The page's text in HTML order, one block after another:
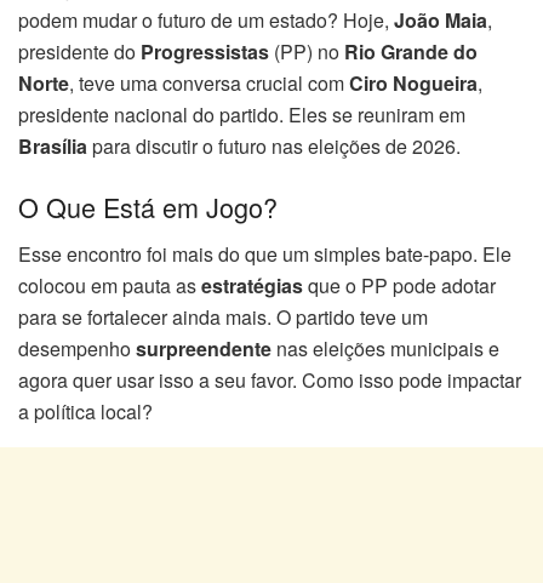
podem mudar o futuro de um estado? Hoje, João Maia,
presidente do Progressistas (PP) no Rio Grande do
Norte, teve uma conversa crucial comCiro Nogueira,
presidente nacional do partido. Eles se reuniram em
Brasíliapara discutir o futuro nas eleições de 2026.
O Que Está em Jogo?
Esse encontro foi mais do que um simples bate-papo. Ele
colocou em pauta asestratégiasque o PP pode adotar
para se fortalecer ainda mais. O partido teve um
desempenhosurpreendente nas eleições municipais e
agora quer usar isso a seu favor. Como isso pode impactar
a política local?